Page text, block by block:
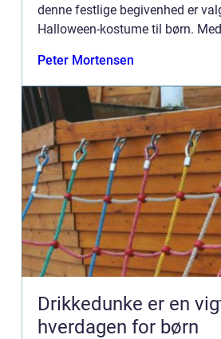
denne festlige begivenhed er
Halloween-kostume til børn.
finde det he...
Peter Mortensen
Drikkedunke er en
hverdagen for børn